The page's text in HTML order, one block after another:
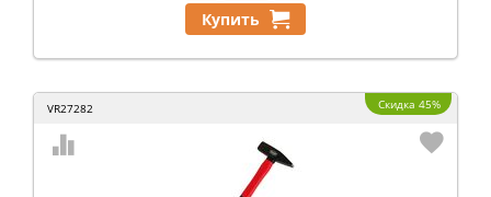
Купить
VR27282 Скидка 45%